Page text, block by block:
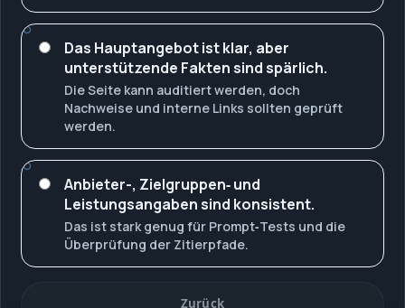
Das Hauptangebot ist klar, aber
unterstützende Fakten sind spärlich.
Die Seite kann auditiert werden, doch
Nachweise und interne Links sollten geprüft
werden.
Anbieter-, Zielgruppen‑ und
Leistungsangaben sind konsistent.
Das ist stark genug für Prompt‑Tests und die
Überprüfung der Zitierpfade.
Zurück